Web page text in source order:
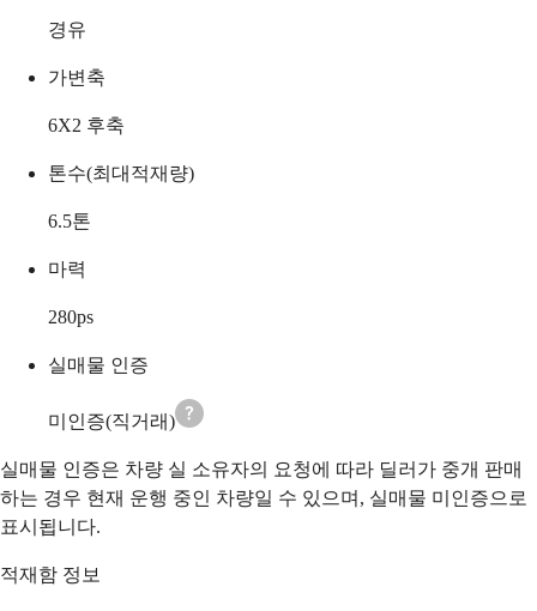
경유
가변축
6X2 후축
톤수(최대적재량)
6.5톤
마력
280ps
실매물 인증
미인증(직거래)
실매물 인증은 차량 실 소유자의 요청에 따라 딜러가 중개 판매
하는 경우 현재 운행 중인 차량일 수 있으며, 실매물 미인증으로
표시됩니다.
적재함 정보